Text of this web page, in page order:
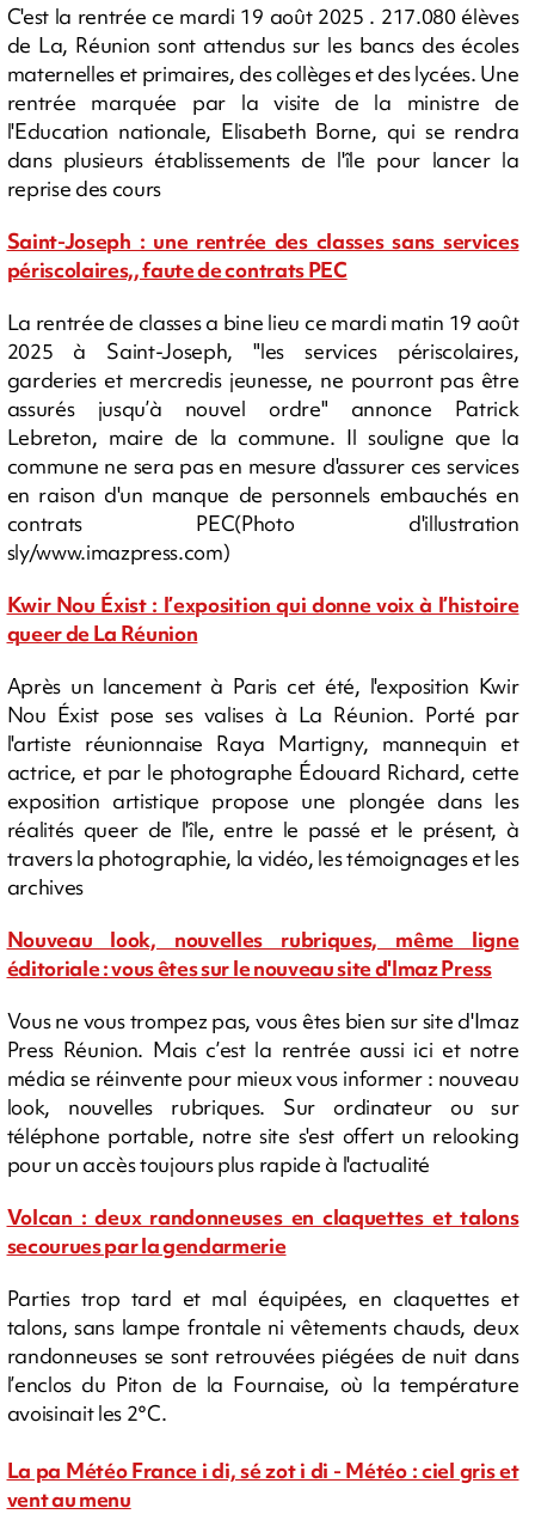
C'est la rentrée ce mardi 19 août 2025 . 217.080 élèves
de La, Réunion sont attendus sur les bancs des écoles
maternelles et primaires, des collèges et des lycées. Une
rentrée marquée par la visite de la ministre de
l'Education nationale, Elisabeth Borne, qui se rendra
dans plusieurs établissements de l'île pour lancer la
reprise des cours
Saint-Joseph : une rentrée des classes sans services
périscolaires,, faute de contrats PEC
La rentrée de classes a bine lieu ce mardi matin 19 août
2025 à Saint-Joseph, "les services périscolaires,
garderies et mercredis jeunesse, ne pourront pas être
assurés jusqu’à nouvel ordre" annonce Patrick
Lebreton, maire de la commune. Il souligne que la
commune ne sera pas en mesure d'assurer ces services
en raison d'un manque de personnels embauchés en
contrats PEC(Photo d'illustration
sly/www.imazpress.com)
Kwir Nou Éxist : l’exposition qui donne voix à l’histoire
queer de La Réunion
Après un lancement à Paris cet été, l'exposition Kwir
Nou Éxist pose ses valises à La Réunion. Porté par
l'artiste réunionnaise Raya Martigny, mannequin et
actrice, et par le photographe Édouard Richard, cette
exposition artistique propose une plongée dans les
réalités queer de l'île, entre le passé et le présent, à
travers la photographie, la vidéo, les témoignages et les
archives
Nouveau look, nouvelles rubriques, même ligne
éditoriale : vous êtes sur le nouveau site d'Imaz Press
Vous ne vous trompez pas, vous êtes bien sur site d'Imaz
Press Réunion. Mais c’est la rentrée aussi ici et notre
média se réinvente pour mieux vous informer : nouveau
look, nouvelles rubriques. Sur ordinateur ou sur
téléphone portable, notre site s'est offert un relooking
pour un accès toujours plus rapide à l'actualité
Volcan : deux randonneuses en claquettes et talons
secourues par la gendarmerie
Parties trop tard et mal équipées, en claquettes et
talons, sans lampe frontale ni vêtements chauds, deux
randonneuses se sont retrouvées piégées de nuit dans
l’enclos du Piton de la Fournaise, où la température
avoisinait les 2°C.
La pa Météo France i di, sé zot i di - Météo : ciel gris et
vent au menu